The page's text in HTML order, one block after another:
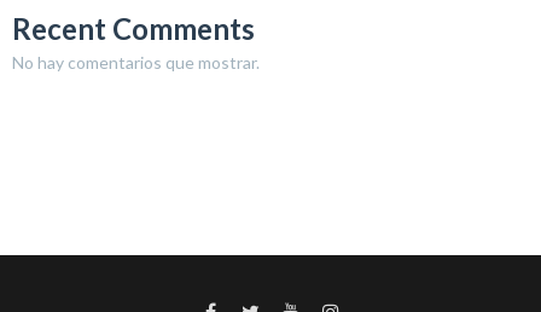
Recent Comments
No hay comentarios que mostrar.